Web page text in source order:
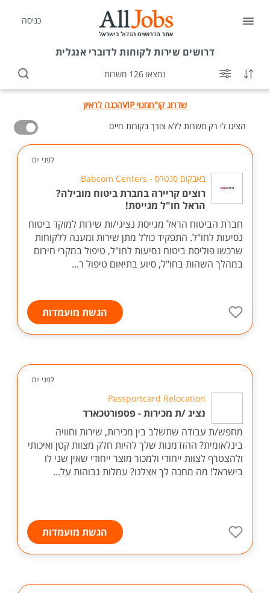
כניסה
דרושים שירות לקוחות לדוברי אנגלית
נמצאו 126 משרות
שדרוג קו"חמנוי VIP
הכנה לראיון
הציגו לי רק משרות ללא צורך בקורות חיים
לפני יום
באבקום סנטרס - Babcom Centers
רוצים קריירה בחברת ביטוח מובילה?
הראל חו"ל מגייסת!
חברת הביטוח הראל מגייסת נציגי/ות שירות למוקד ביטוח
נסיעות לחו"ל. התפקיד כולל מתן שירות ומענה ללקוחות
שרכשו פוליסת ביטוח נסיעות לחו"ל, טיפול במקרי חירום
במהלך השהות בחו"ל, סיוע בתיאום טיפול ר...
הגשת מועמדות
לפני יום
Passportcard Relocation
נציג /ת מכירות - פספורטכארד
מחפש/ת עבודה שתשלב בין מכירות, שירות וחוויה
בינלאומית? ההזדמנות שלך להיות חלק מצוות קטן ואיכותי
ולהצטרף לצוות ייחודי ולמכור מוצר ייחודי שאין שני לו
בישראל! מה מחכה לך אצלנו? עמלות גבוהות על...
הגשת מועמדות